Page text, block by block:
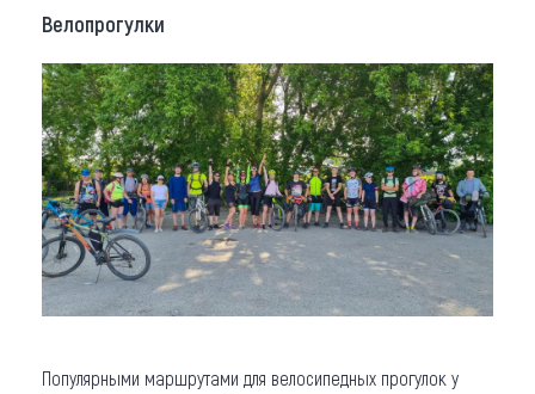
Велопрогулки
Популярными маршрутами для велосипедных прогулок у